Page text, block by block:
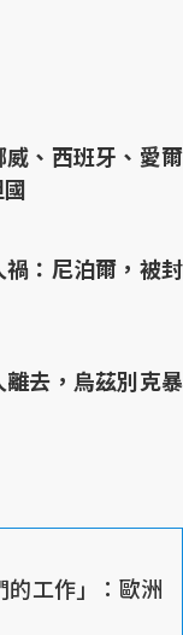
、西班牙、愛爾
：尼泊爾，被封
去，烏茲別克暴
的工作」：歐洲